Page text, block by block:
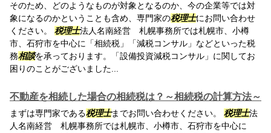
そのため、どのようなものが対象となるのか、今の企業等では対
象になるのかということも含め、専門家の税理士にお問い合わせ
ください。 税理士法人名南経営 札幌事務所では札幌市、小樽
市、石狩市を中心に「相続税」「減税コンサル」などといった税
務相談を承っております。「設備投資減税コンサル」に関してお
困りのことがございました...
不動産を相続した場合の相続税は？～相続税の計算方法～
まずは専門家である税理士までお問い合わせください。 税理士法
人名南経営 札幌事務所では札幌市、小樽市、石狩市を中心に